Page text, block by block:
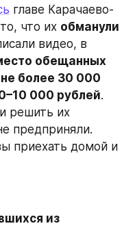
главе Карачаево-
что их обманули
видео, в
обещанных
более 30 000
000 рублей.
решить их
предприняли.
из